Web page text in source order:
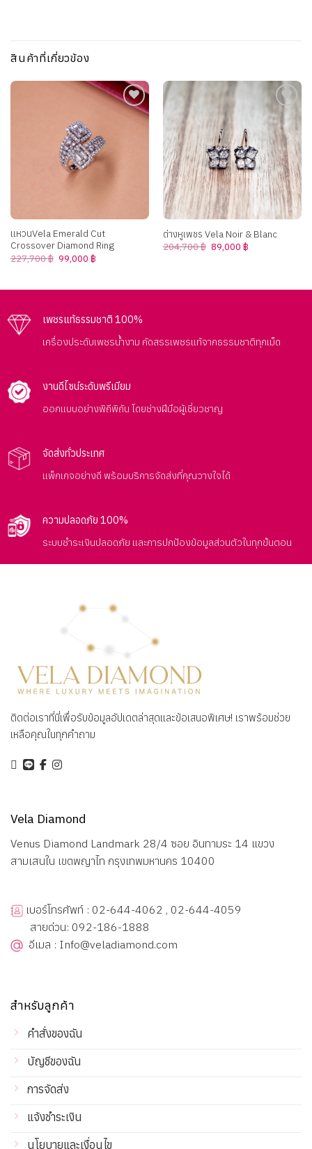
สินค้าที่เกี่ยวข้อง
Add to
แหวนVela Emerald Cut
Crossover Diamond Ring
227,700฿ Original
price
99,000 ฿Current
Add to
wishlist
ต่างหูเพชร Vela Noir & Blanc
204,700฿ Original
price
89,000 ฿Current
เพชรแท้ธรรมชาติ 100%
เครื่องประดับเพชรน้ำงาม คัดสรรเพชรแท้จากธรรมชาติทุกเม็ด
งานดีไซน์ระดับพรีเมียม
ออกแบบอย่างพิถีพิถัน โดยช่างฝีมือผู้เชี่ยวชาญ
จัดส่งทั่วประเทศ
แพ็กเกจอย่างดี พร้อมบริการจัดส่งที่คุณวางใจได้
ความปลอดภัย 100%
ระบบชำระเงินปลอดภัย และการปกป้องข้อมูลส่วนตัวในทุกขั้นตอน
ติดต่อเราที่นี่เพื่อรับข้อมูลอัปเดตล่าสุดและข้อเสนอพิเศษ! เราพร้อมช่วย
เหลือคุณในทุกคำถาม
สำหรับลูกค้า
คำสั่งของฉัน
บัญชีของฉัน
การจัดส่ง
แจ้งชำระเงิน
นโยบายและเงื่อนไข
Vela Diamond
Venus Diamond Landmark 28/4 ซอย อินทามระ 14 แขวง
สามเสนใน เขตพญาไท กรุงเทพมหานคร 10400
เบอร์โทรศัพท์ : 02-644-4062 , 02-644-4059
สายด่วน: 092-186-1888
อีเมล : Info@veladiamond.com